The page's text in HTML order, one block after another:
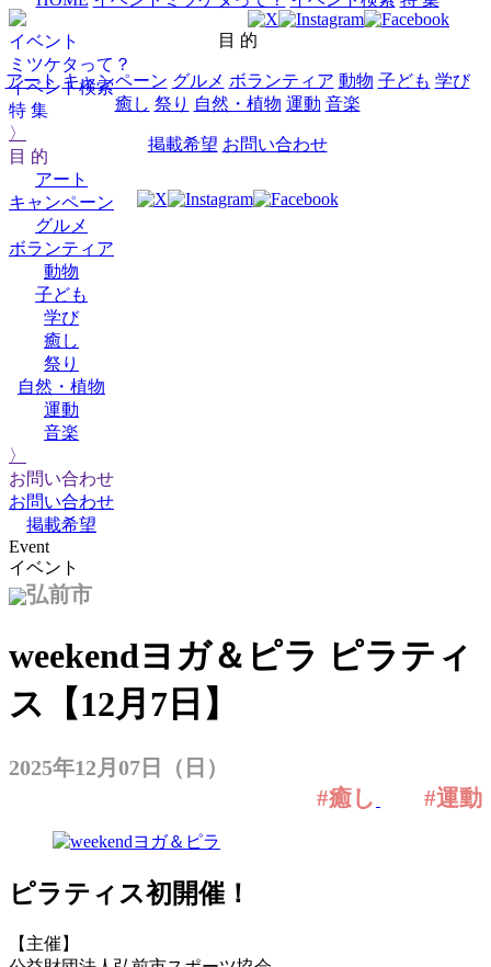
イベント
ミツケタって？
イベント検索
特 集
〉
目 的
アート
キャンペーン
グルメ
ボランティア
動物
子ども
学び
癒し
祭り
自然・植物
運動
音楽
〉
お問い合わせ
お問い合わせ
掲載希望
目 的
アート キャンペーン グルメ ボランティア 動物 子ども 学び
癒し 祭り 自然・植物 運動 音楽
掲載希望 お問い合わせ
Event
イベント
弘前市
weekendヨガ＆ピラ ピラティ
ス【12月7日】
2025年12月07日（日）
#癒し #運動
ピラティス初開催！
【主催】